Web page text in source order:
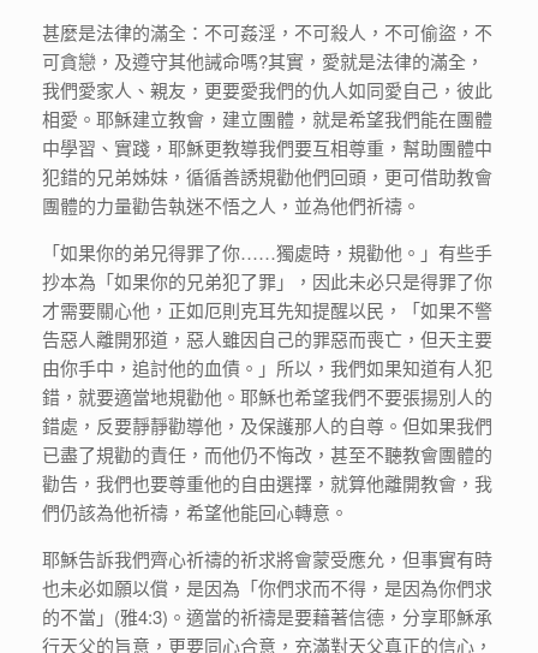
甚麼是法律的滿全：不可姦淫，不可殺人，不可偷盜，不
可貪戀，及遵守其他誡命嗎?其實，愛就是法律的滿全，
我們愛家人、親友，更要愛我們的仇人如同愛自己，彼此
相愛。耶穌建立教會，建立團體，就是希望我們能在團體
中學習、實踐，耶穌更教導我們要互相尊重，幫助團體中
犯錯的兄弟姊妹，循循善誘規勸他們回頭，更可借助教會
團體的力量勸告執迷不悟之人，並為他們祈禱。
「如果你的弟兄得罪了你……獨處時，規勸他。」有些手
抄本為「如果你的兄弟犯了罪」，因此未必只是得罪了你
才需要關心他，正如厄則克耳先知提醒以民，「如果不警
告惡人離開邪道，惡人雖因自己的罪惡而喪亡，但天主要
由你手中，追討他的血債。」所以，我們如果知道有人犯
錯，就要適當地規勸他。耶穌也希望我們不要張揚別人的
錯處，反要靜靜勸導他，及保護那人的自尊。但如果我們
已盡了規勸的責任，而他仍不悔改，甚至不聽教會團體的
勸告，我們也要尊重他的自由選擇，就算他離開教會，我
們仍該為他祈禱，希望他能回心轉意。
耶穌告訴我們齊心祈禱的祈求將會蒙受應允，但事實有時
也未必如願以償，是因為「你們求而不得，是因為你們求
的不當」(雅4:3)。適當的祈禱是要藉著信德，分享耶穌承
行天父的旨意，更要同心合意，充滿對天父真正的信心，